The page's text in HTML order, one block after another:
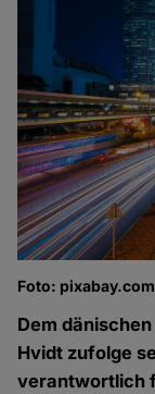
Foto:
Dem
Hvidt zufolge
verantwortlich